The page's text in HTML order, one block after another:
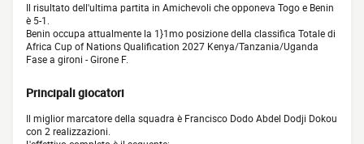
Il risultato dell'ultima partita in Amichevoli che opponeva Togo e Benin
è 5-1.
Benin occupa attualmente la 1}1mo posizione della classifica Totale di
Africa Cup of Nations Qualification 2027 Kenya/Tanzania/Uganda
Fase a gironi - Girone F.
Principali giocatori
Il miglior marcatore della squadra è Francisco Dodo Abdel Dodji Dokou
con 2 realizzazioni.